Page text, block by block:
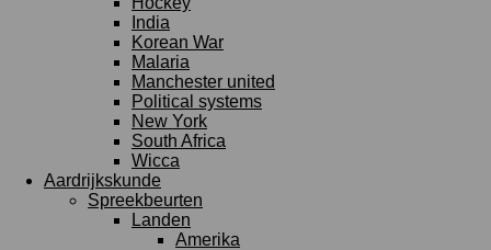
India
Korean War
Malaria
Manchester united
Political systems
New York
South Africa
Wicca
Aardrijkskunde
Spreekbeurten
Landen
Amerika